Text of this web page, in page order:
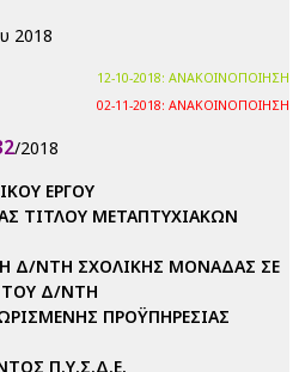
2018
12-10-2018: ΑΝΑΚΟΙΝΟΠΟΙΗΣΗ
02-11-2018: ΑΝΑΚΟΙΝΟΠΟΙΗΣΗ
/2018
ΕΡΓΟΥ
ΤΙΤΛΟΥ ΜΕΤΑΠΤΥΧΙΑΚΩΝ
Δ/ΝΤΗ ΣΧΟΛΙΚΗΣ ΜΟΝΑΔΑΣ ΣΕ
ΤΟΥ Δ/ΝΤΗ
ΠΡΟΫΠΗΡΕΣΙΑΣ
Π.Υ.Σ.Δ.Ε.